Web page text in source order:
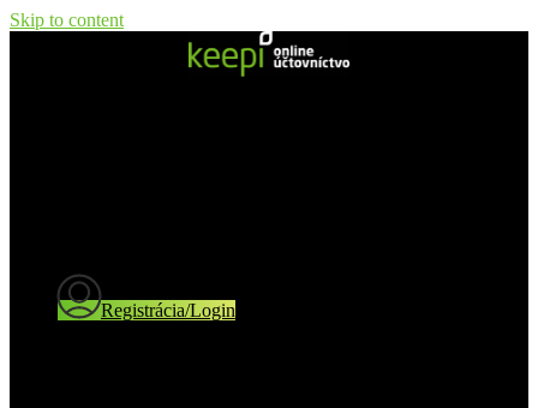
Skip to content
Registrácia/Login